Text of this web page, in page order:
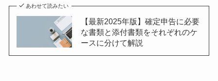
あわせて読みたい
【最新2025年版】確定申告に必要
な書類と添付書類をそれぞれのケ
ースに分けて解説